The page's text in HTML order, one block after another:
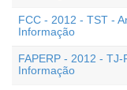
FCC - 2012 - TST -
Informação
FAPERP - 2012 -
Informação